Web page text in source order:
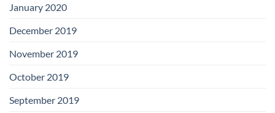
January 2020
December 2019
November 2019
October 2019
September 2019